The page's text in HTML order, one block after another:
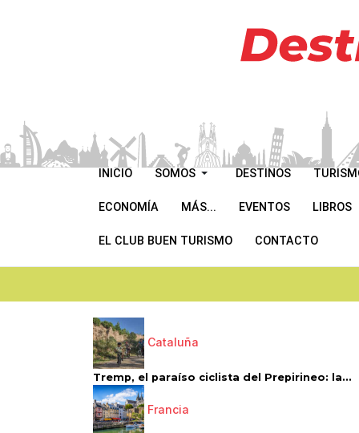
INICIO SOMOS DESTINOS
ECONOMÍA MÁS... EVENTOS LIBROS
EL CLUB BUEN TURISMO CONTACTO
Cataluña
Tremp, el paraíso ciclista del Prepirineo: la...
Francia